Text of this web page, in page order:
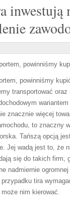
powinniśmy
powinniśmy
transportować
znacznie więcej
to znaczny
Tańszą opcją
Jej wadą jest to, że
się do takich
nadmiernie
tira
nim kierować.